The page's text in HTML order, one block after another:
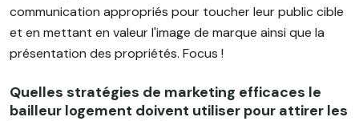
communication appropriés pour toucher leur public cible
et en mettant en valeur l'image de marque ainsi que la
présentation des propriétés. Focus !
Quelles stratégies de marketing efficaces le
bailleur logement doivent utiliser pour attirer les